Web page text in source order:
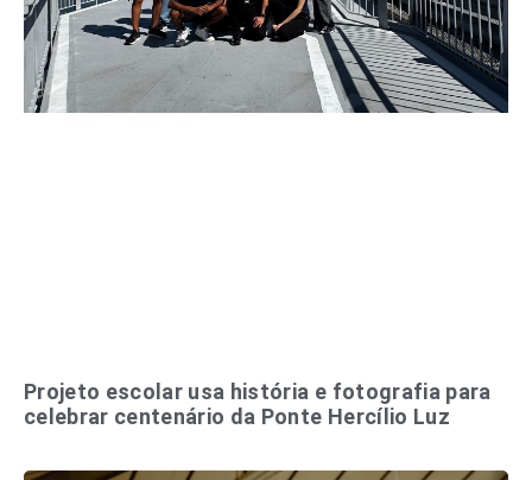
Projeto escolar usa história e fotografia para
celebrar centenário da Ponte Hercílio Luz